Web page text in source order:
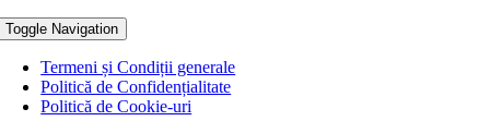
Toggle Navigation
Termeni și Condiții generale
Politică de Confidențialitate
Politică de Cookie-uri